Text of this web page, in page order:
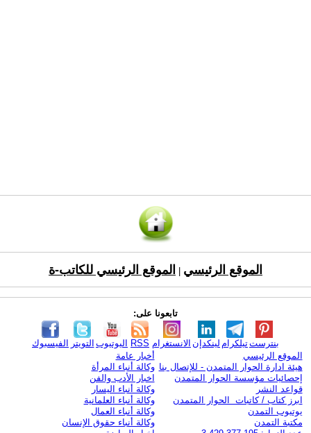
الموقع الرئيسي الموقع الرئيسي للكاتب-ة
تابعونا على:
الفيسبوك التويتر اليوتيوب RSS الانستغرام لينكدإن تيلكرامبنترست
الموقع الرئيسي
هيئة ادارة الحوار المتمدن - للإتصال بنا
إحصائيات مؤسسة الحوار المتمدن
قواعد النشر
ابرز كتاب / كاتبات الحوار المتمدن
يوتيوب التمدن
مكتبة التمدن
أخبار عامة
وكالة أنباء المرأة
اخبار الأدب والفن
وكالة أنباء اليسار
وكالة أنباء العلمانية
وكالة أنباء العمال
وكالة أنباء حقوق الإنسان